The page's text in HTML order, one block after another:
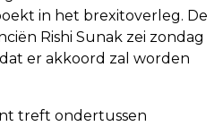
in het brexitoverleg. De
Rishi Sunak zei zondag
er akkoord zal worden
treft ondertussen